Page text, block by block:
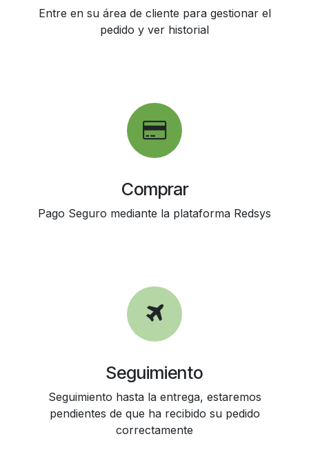
Entre en su área de cliente para gestionar el
pedido y ver historial
Comprar
Pago Seguro mediante la plataforma Redsys
Seguimiento
Seguimiento hasta la entrega, estaremos
pendientes de que ha recibido su pedido
correctamente